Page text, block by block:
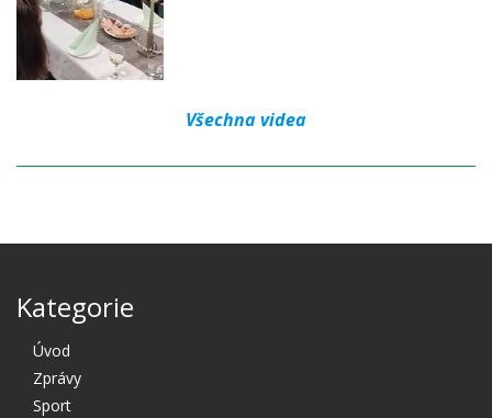
Všechna videa
Kategorie
Úvod
Zprávy
Sport